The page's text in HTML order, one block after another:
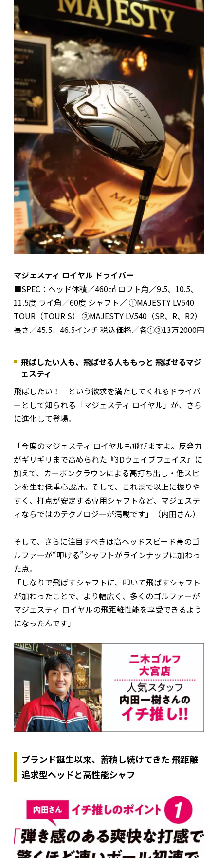
マジェスティ ロイヤル ドライバー
■SPEC：ヘッド体積／460㎤ ロフト角／9.5、10.5、
11.5度 ライ角／60度 シャフト／ ①MAJESTY LV540
TOUR（TOUR S） ②MAJESTY LV540（SR、R、R2）
長さ／45.5、46.5インチ 税込価格／各①②13万2000円
飛ばしたい人も、飛ばせる人ももっと 飛ばせるマジ
ェスティ
飛ばしたい！ という欲求を満たしてくれるドライバ
ーとして知られる「マジェスティ ロイヤル」が、さら
に進化して登場。
「今度のマジェスティ ロイヤルも飛びますよ。反発力
がギリギリまで高められた『3Dウェイブフェイス』に
加えて、カーボンクラウンによる高打ち出し・低スピ
ンを生む低重心設計。そして、これまで以上に振りや
すく、打点が安定する専用シャフトなど、マジェステ
ィならではのテクノロジーが満載です」（内田さん）
そして、さらに注目すべきは高ヘッドスピード帯のゴ
ルファーが“叩ける”シャフトがラインナップに加わっ
た点。
「しなりで飛ばすシャフトに、叩いて飛ばすシャフト
が加わったことで、より幅広く、多くのゴルファーが
マジェスティ ロイヤルの飛距離性能を享受できるよう
になったんです」
ブランド誕生以来、蓄積し続けてきた 飛距離
追求型ヘッドと高性能シャフ